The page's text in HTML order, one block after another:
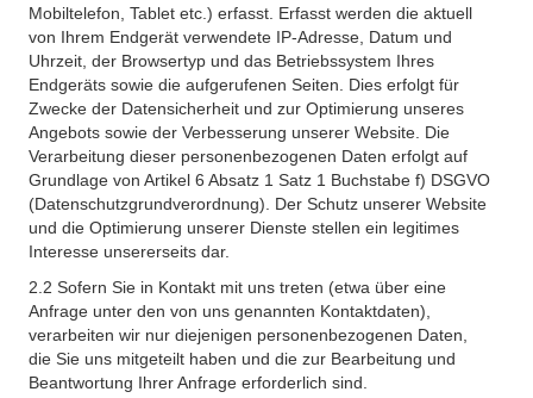
Mobiltelefon, Tablet etc.) erfasst. Erfasst werden die aktuell
von Ihrem Endgerät verwendete IP-Adresse, Datum und
Uhrzeit, der Browsertyp und das Betriebssystem Ihres
Endgeräts sowie die aufgerufenen Seiten. Dies erfolgt für
Zwecke der Datensicherheit und zur Optimierung unseres
Angebots sowie der Verbesserung unserer Website. Die
Verarbeitung dieser personenbezogenen Daten erfolgt auf
Grundlage von Artikel 6 Absatz 1 Satz 1 Buchstabe f) DSGVO
(Datenschutzgrundverordnung). Der Schutz unserer Website
und die Optimierung unserer Dienste stellen ein legitimes
Interesse unsererseits dar.
2.2 Sofern Sie in Kontakt mit uns treten (etwa über eine
Anfrage unter den von uns genannten Kontaktdaten),
verarbeiten wir nur diejenigen personenbezogenen Daten,
die Sie uns mitgeteilt haben und die zur Bearbeitung und
Beantwortung Ihrer Anfrage erforderlich sind.